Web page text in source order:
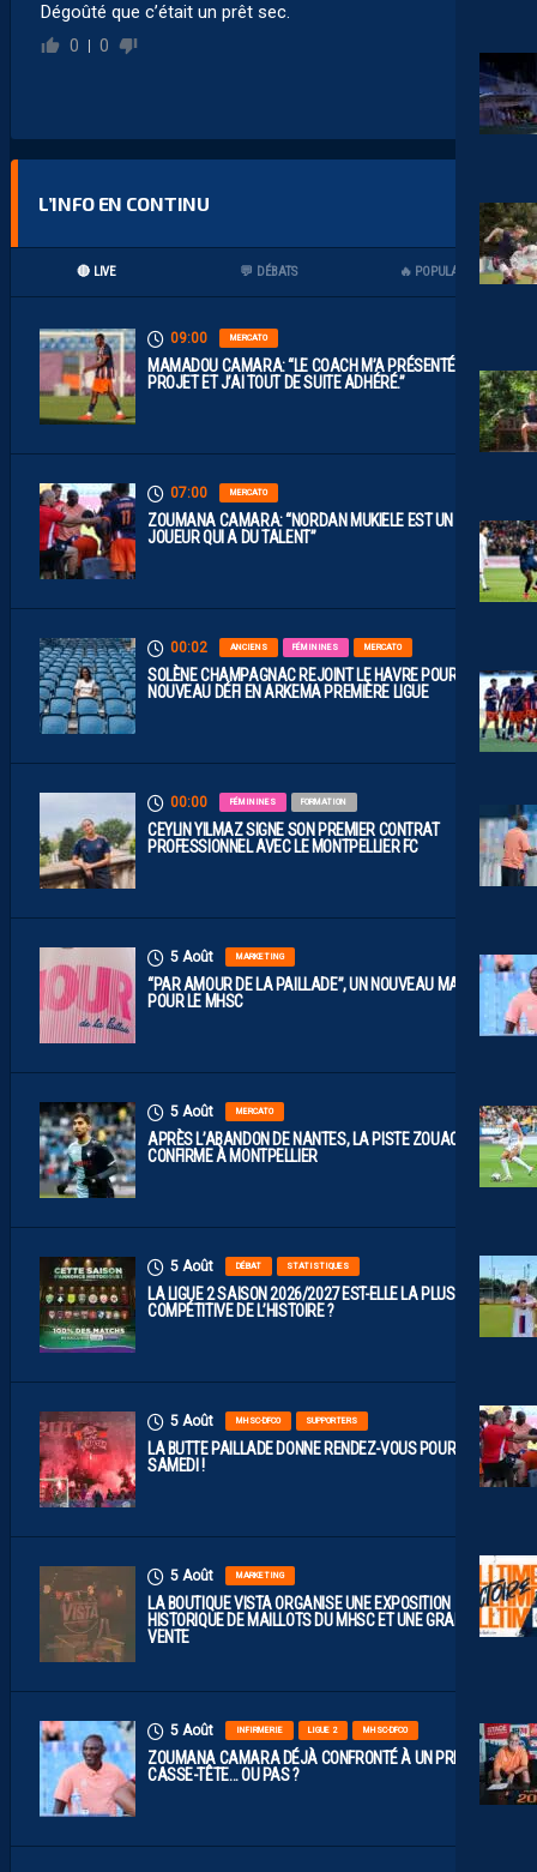
Dégoûté que c’était un prêt sec.
0 0
L’INFO EN CONTINU
🔴 LIVE 💬 DÉBATS 🔥 POPULAIRES
09:00 MERCATO
MAMADOU CAMARA: “LE COACH M’A PRÉSENTÉ LE
PROJET ET J’AI TOUT DE SUITE ADHÉRÉ.”
07:00 MERCATO
ZOUMANA CAMARA: “NORDAN MUKIELE EST UN
JOUEUR QUI A DU TALENT”
00:02 ANCIENS FÉMININES MERCATO
SOLÈNE CHAMPAGNAC REJOINT LE HAVRE POUR UN
NOUVEAU DÉFI EN ARKEMA PREMIÈRE LIGUE
00:00 FÉMININES FORMATION
CEYLIN YILMAZ SIGNE SON PREMIER CONTRAT
PROFESSIONNEL AVEC LE MONTPELLIER FC
5 Août MARKETING
“PAR AMOUR DE LA PAILLADE”, UN NOUVEAU MAILLOT
POUR LE MHSC
5 Août MERCATO
APRÈS L’ABANDON DE NANTES, LA PISTE ZOUAOUI SE
CONFIRME À MONTPELLIER
5 Août DÉBAT STATISTIQUES
LA LIGUE 2 SAISON 2026/2027 EST-ELLE LA PLUS
COMPÉTITIVE DE L’HISTOIRE ?
5 Août MHSC-DFCO SUPPORTERS
LA BUTTE PAILLADE DONNE RENDEZ-VOUS POUR
SAMEDI !
5 Août MARKETING
LA BOUTIQUE VISTA ORGANISE UNE EXPOSITION
HISTORIQUE DE MAILLOTS DU MHSC ET UNE GRANDE
VENTE
5 Août INFIRMERIE LIGUE 2 MHSC-DFCO
ZOUMANA CAMARA DÉJÀ CONFRONTÉ À UN PREMIER
CASSE-TÊTE… OU PAS ?